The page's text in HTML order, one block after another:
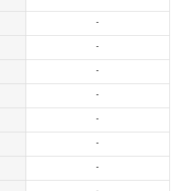
-
-
-
-
-
-
-